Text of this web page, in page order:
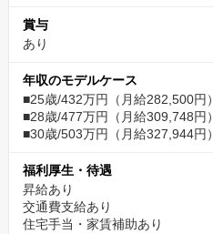
賞与
あり
年収のモデルケース
■25歳/432万円（月給282,500円）
■28歳/477万円（月給309,748円）
■30歳/503万円（月給327,944円）
福利厚生・待遇
昇給あり
交通費支給あり
住宅手当・家賃補助あり